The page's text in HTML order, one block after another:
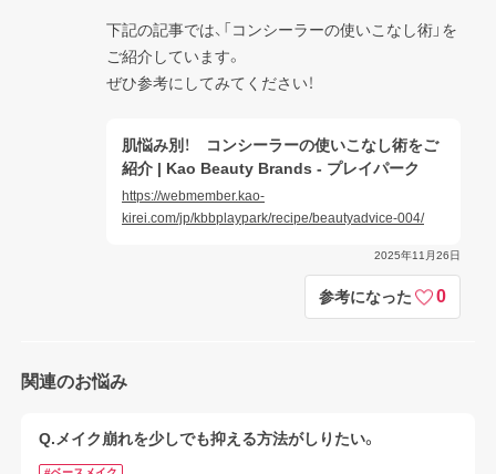
下記の記事では、「コンシーラーの使いこなし術」を
ご紹介しています。
ぜひ参考にしてみてください！
肌悩み別！ コンシーラーの使いこなし術をご
紹介 | Kao Beauty Brands - プレイパーク
https://webmember.kao-
kirei.com/jp/kbbplaypark/recipe/beautyadvice-004/
2025年11月26日
参考になった 0
関連のお悩み
Q.メイク崩れを少しでも抑える方法がしりたい。